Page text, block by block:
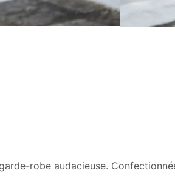
robe audacieuse.